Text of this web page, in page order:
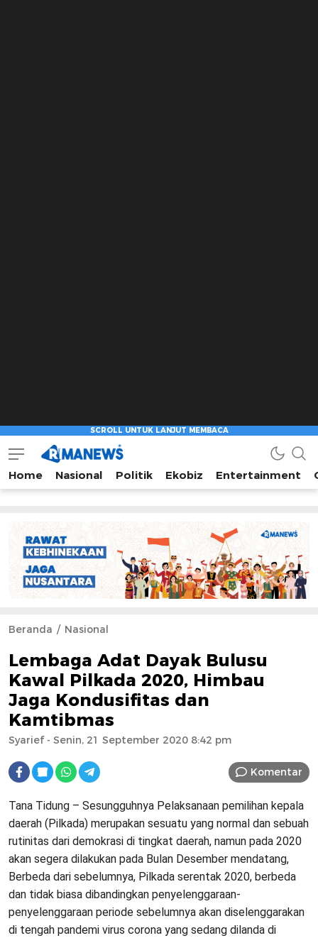
Home Nasional Politik Ekobiz Entertainment
Beranda Nasional
Lembaga Adat Dayak Bulusu
Kawal Pilkada 2020, Himbau
Jaga Kondusifitas dan
Kamtibmas
Syarief- Senin, 21 September 2020 8:42 pm
Komentar
Tana Tidung – Sesungguhnya Pelaksanaan pemilihan kepala
daerah (Pilkada) merupakan sesuatu yang normal dan sebuah
rutinitas dari demokrasi di tingkat daerah, namun pada 2020
akan segera dilakukan pada Bulan Desember mendatang,
Berbeda dari sebelumnya, Pilkada serentak 2020, berbeda
dan tidak biasa dibandingkan penyelenggaraan-
penyelenggaraan periode sebelumnya akan diselenggarakan
di tengah pandemi virus corona yang sedang dilanda di